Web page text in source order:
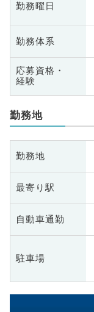
勤務曜日
勤務体系
応募資格・
経験
勤務地
勤務地
最寄り駅
自動車通勤
駐車場